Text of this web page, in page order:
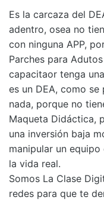
Es la carcaza del
adentro, osea no
con ninguna APP,
Parches para
capacitaor tenga
es un DEA, como
nada, porque no
Maqueta Didáctica,
una inversión baja
manipular un
la vida real.
Somos La Clase
redes para que te